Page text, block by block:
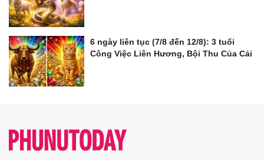
6 ngày liên tục (7/8 đến 12/8): 3 tuổi
Công Việc Liên Hương, Bội Thu Của Cải